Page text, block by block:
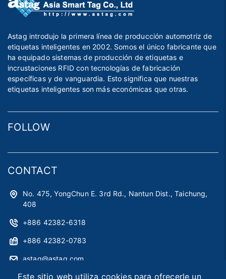
Este sitio web utiliza cookies para ofrecerle un
Astag introdujo la primera línea de producción automotriz de
etiquetas inteligentes en 2002. Somos el único fabricante que
ha equipado sistemas de producción de etiquetas e
incrustaciones RFID con tecnologías de fabricación
específicas y de vanguardia. Esto significa que nuestras
etiquetas inteligentes son más económicas que otras.
FOLLOW
CONTACT
No. 475, YongChun E. 3rd Rd., Nantun Dist., Taichung,
408
+886 42382-6318
+886 42382-0783
astag@astag.com
roger@astag.com